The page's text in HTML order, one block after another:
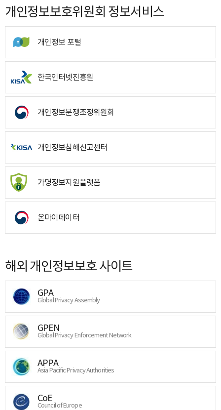
개인정보보호위원회 정보서비스
개인정보 포털
한국인터넷진흥원
개인정보분쟁조정위원회
개인정보침해신고센터
가명정보지원플랫폼
온마이데이터
해외 개인정보보호 사이트
GPA
Global Privacy Assembly
GPEN
Global Privacy Enforcement Network
APPA
Asia Pacific Privacy Authorities
CoE
Council of Europe